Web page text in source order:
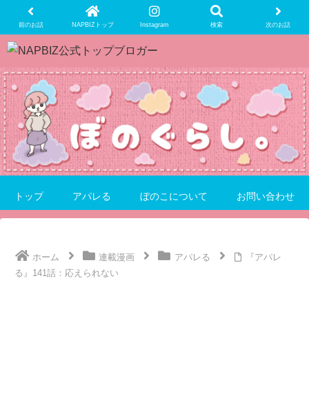
前のお話 NAPBIZトップ Instagram 検索 次のお話
トップ アパレる ぼのこについて お問い合わせ
ホーム 連載漫画 アパレる
『アパレ
る』141話：応えられない